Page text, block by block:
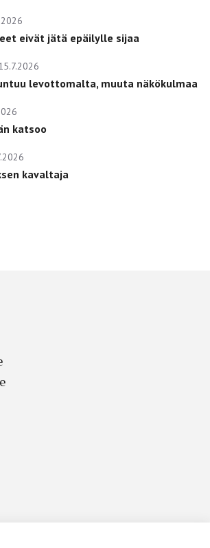
eivät jätä epäilylle sijaa
levottomalta, muuta näkökulmaa
katsoo
kavaltaja